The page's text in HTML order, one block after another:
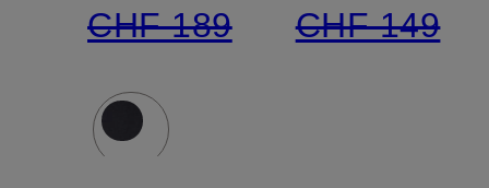
CHF 189
CHF 149